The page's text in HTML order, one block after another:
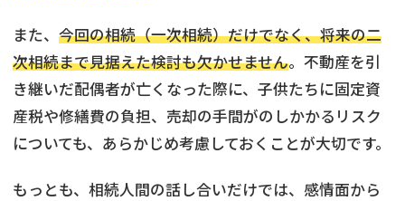
また、 今回の相続（一次相続）だけでなく、将来の二
次相続まで見据えた検討も欠かせません。不動産を引
き継いだ配偶者が亡くなった際に、子供たちに固定資
産税や修繕費の負担、売却の手間がのしかかるリスク
についても、あらかじめ考慮しておくことが大切です。
もっとも、相続人間の話し合いだけでは、感情面から